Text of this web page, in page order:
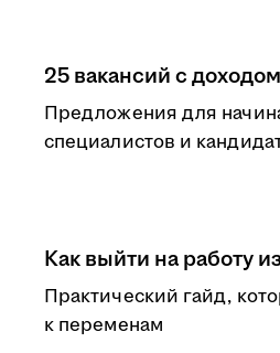
25 вакансий с
Предложения для
специалистов и
Как выйти на работу
Практический гайд,
к переменам